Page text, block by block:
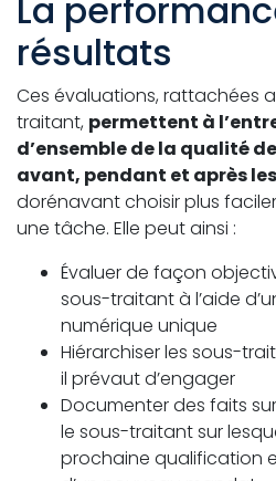
La
résultats
Ces évaluations, rattachées
traitant, permettent à
d’ensemble de la qualité
avant, pendant et après
dorénavant choisir plus
une tâche. Elle peut ainsi :
Évaluer de façon
sous-traitant à l’aide
numérique unique
Hiérarchiser les sous-
il prévaut d’engager
Documenter des faits
le sous-traitant sur
prochaine qualification